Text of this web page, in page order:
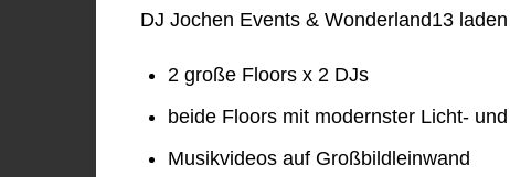
DJ Jochen Events & Wonderland13
2 große Floors x 2 DJs
beide Floors mit modernster Licht-
Musikvideos auf Großbildleinwand